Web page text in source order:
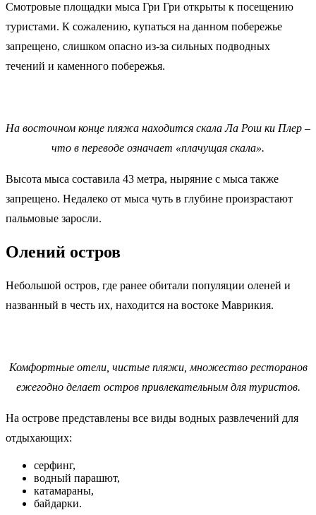
Смотровые площадки мыса Гри Гри открыты к посещению
туристами. К сожалению, купаться на данном побережье
запрещено, слишком опасно из-за сильных подводных
течений и каменного побережья.
На восточном конце пляжа находится скала Ла Рош ки Плер –
что в переводе означает «плачущая скала».
Высота мыса составила 43 метра, ныряние с мыса также
запрещено. Недалеко от мыса чуть в глубине произрастают
пальмовые заросли.
Олений остров
Небольшой остров, где ранее обитали популяции оленей и
названный в честь их, находится на востоке Маврикия.
Комфортные отели, чистые пляжи, множество ресторанов
ежегодно делает остров привлекательным для туристов.
На острове представлены все виды водных развлечений для
отдыхающих:
серфинг,
водный парашют,
катамараны,
байдарки.